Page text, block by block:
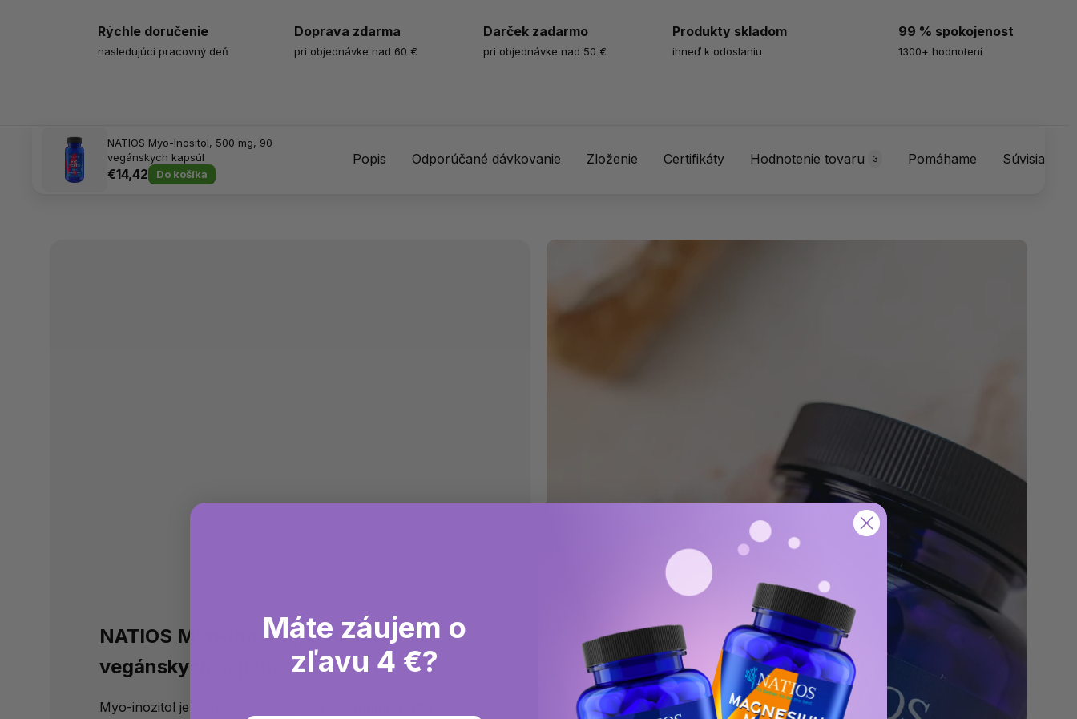
Rýchle doručenie
nasledujúci pracovný deň
Doprava zdarma
pri objednávke nad 60 €
Darček zadarmo
pri objednávke nad 50 €
Produkty skladom
ihneď k odoslaniu
99 % spokojenost
1300+ hodnotení
NATIOS Myo-Inositol, 500 mg, 90
vegánskych kapsúl
€14,42 Do košíka
Popis Odporúčané dávkovanie Zloženie Certifikáty Hodnotenie tovaru 3 Pomáhame Súvisiace
NATIOS Myo-Inositol, 500 mg, 90
vegánskych kapsúl
Myo-inozitol je prírodná a
Máte záujem o
zľavu 4 €?